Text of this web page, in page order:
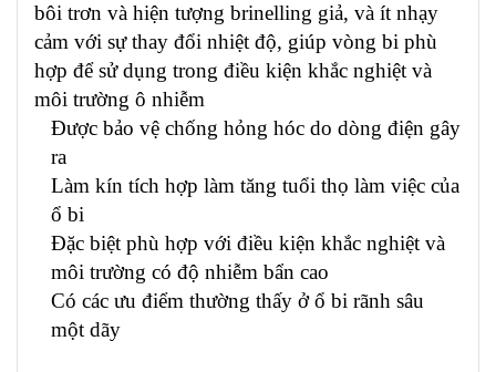
bôi trơn và hiện tượng brinelling giả, và ít nhạy
cảm với sự thay đổi nhiệt độ, giúp vòng bi phù
hợp để sử dụng trong điều kiện khắc nghiệt và
môi trường ô nhiễm
Được bảo vệ chống hỏng hóc do dòng điện gây
ra
Làm kín tích hợp làm tăng tuổi thọ làm việc của
ổ bi
Đặc biệt phù hợp với điều kiện khắc nghiệt và
môi trường có độ nhiễm bẩn cao
Có các ưu điểm thường thấy ở ổ bi rãnh sâu
một dãy